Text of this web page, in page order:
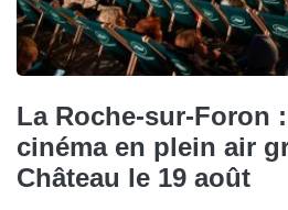
La Roche-sur-Foron
cinéma en plein air
Château le 19 août